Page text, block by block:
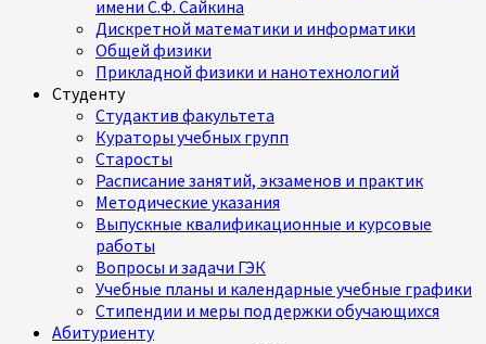
имени С.Ф. Сайкина
Дискретной математики и информатики
Общей физики
Прикладной физики и нанотехнологий
Студенту
Студактив факультета
Кураторы учебных групп
Старосты
Расписание занятий, экзаменов и практик
Методические указания
Выпускные квалификационные и курсовые
работы
Вопросы и задачи ГЭК
Учебные планы и календарные учебные графики
Стипендии и меры поддержки обучающихся
Абитуриенту